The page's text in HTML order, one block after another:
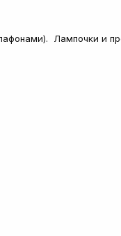
Лампочки и